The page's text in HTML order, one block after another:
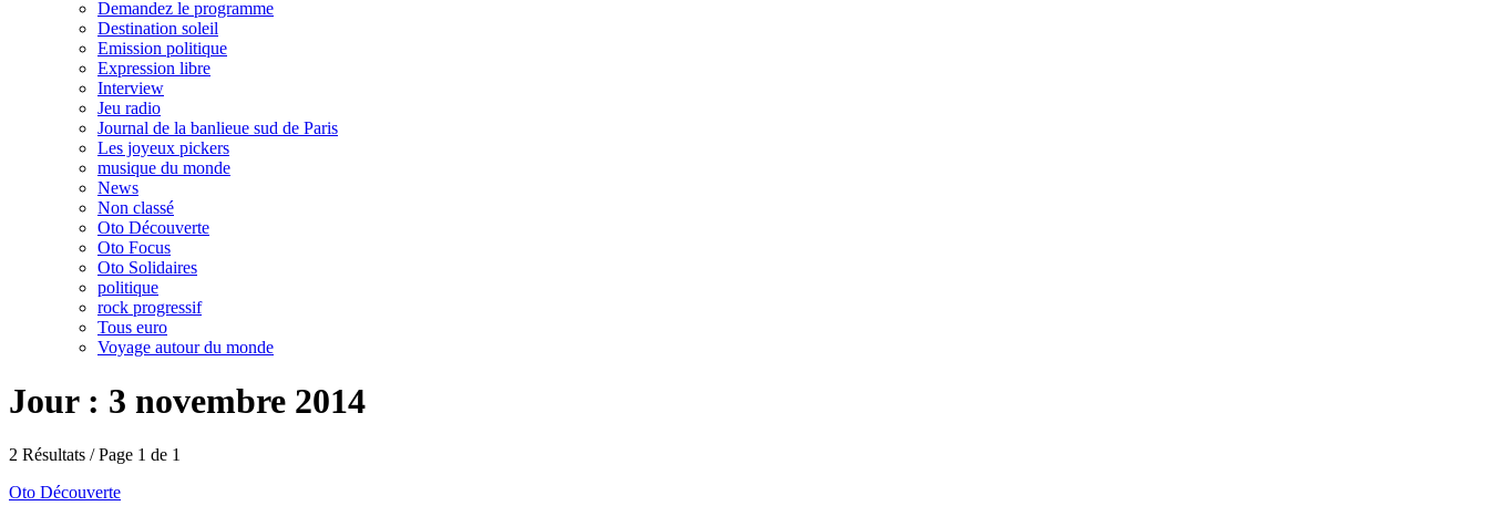
Demandez le programme
Destination soleil
Emission politique
Expression libre
Interview
Jeu radio
Journal de la banlieue sud de Paris
Les joyeux pickers
musique du monde
News
Non classé
Oto Découverte
Oto Focus
Oto Solidaires
politique
rock progressif
Tous euro
Voyage autour du monde
Jour : 3 novembre 2014
2 Résultats / Page 1 de 1
Oto Découverte